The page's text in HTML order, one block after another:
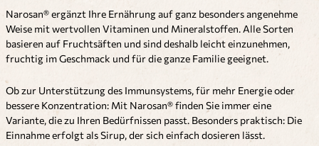
Narosan® ergänzt Ihre Ernährung auf ganz besonders angenehme
Weise mit wertvollen Vitaminen und Mineralstoffen. Alle Sorten
basieren auf Fruchtsäften und sind deshalb leicht einzunehmen,
fruchtig im Geschmack und für die ganze Familie geeignet.
Ob zur Unterstützung des Immunsystems, für mehr Energie oder
bessere Konzentration: Mit Narosan® finden Sie immer eine
Variante, die zu Ihren Bedürfnissen passt. Besonders praktisch: Die
Einnahme erfolgt als Sirup, der sich einfach dosieren lässt.